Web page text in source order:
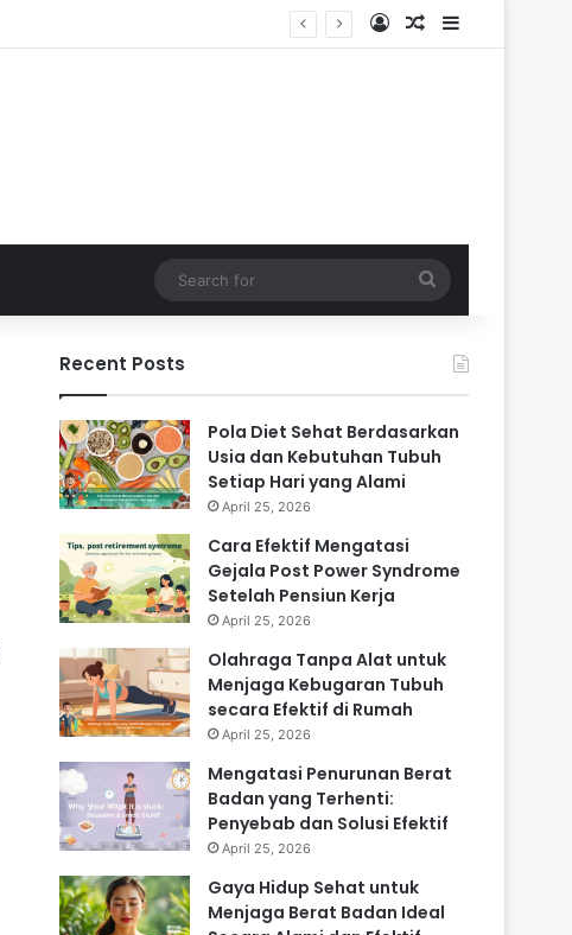
Log InRandom Article
Sidebar
for
Recent Posts
Pola Diet Sehat Berdasarkan
Usia dan Kebutuhan Tubuh
Setiap Hari yang Alami
April 25, 2026
Cara Efektif Mengatasi
Gejala Post Power Syndrome
Setelah Pensiun Kerja
April 25, 2026
Olahraga Tanpa Alat untuk
Menjaga Kebugaran Tubuh
secara Efektif di Rumah
April 25, 2026
Mengatasi Penurunan Berat
Badan yang Terhenti:
Penyebab dan Solusi Efektif
April 25, 2026
Gaya Hidup Sehat untuk
Menjaga Berat Badan Ideal